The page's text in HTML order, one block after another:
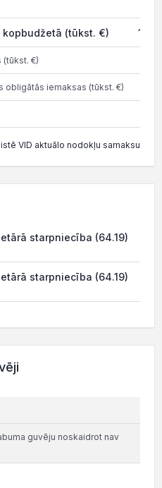
kopbudžetā (tūkst. €) 14
€)
obligātās iemaksas (tūkst. €)
VID aktuālo nodokļu samaksu
starpniecība (64.19)
starpniecība (64.19)
guvēju noskaidrot nav